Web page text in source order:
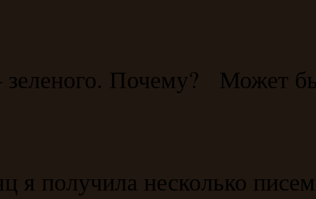
зеленого. Почему? Может
получила несколько